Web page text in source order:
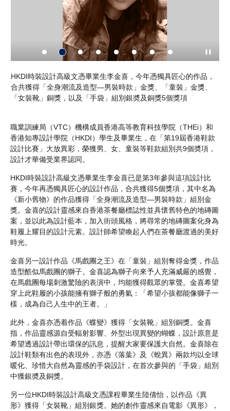
HKDI時裝設計高級文憑畢業生李金喜，今年憑獨具匠心的作品，
合共獲得「全身潮流及造型—男裝時款」金獎、「童裝」金獎、
「女裝靴」銅獎，以及「手袋」組別銀奬及銅獎5個獎項
職業訓練局（VTC）機構成員香港高等教育科技學院（THEi）和
香港知專設計學院（HKDI）學生及畢業生，在「第19屆香港鞋款
設計比賽」大放異彩，榮獲男、女、童裝等鞋款組別共9個奬項，
設計才華備受業界認同。
HKDI時裝設計高級文憑畢業生李金喜已是第3年參與這項設計比
賽，今年再憑獨具匠心的設計作品，合共獲得5個獎項，其中名為
《新小舊物》的作品獲得「全身潮流及造型—男裝時款」組別金
獎。金喜的設計靈感來自香港茶餐廳標誌性並具懷舊特色的地磚圖
案，並以此為設計藍本，加入街頭風格，將尋常的地磚圖案化身為
鞋履上耀目的設計元素。設計師希望喚起人們在茶餐廳渡過的美好
時光。
金喜另一設計作品《馬戲團之王》在「童裝」組別奪得金獎，作品
造型酷似馬戲團的獅子。金喜認為獅子向來予人充滿威嚴的感覺，
在馬戲團每場刺激驚險的表演中，均能獲得觀眾的掌聲。金喜希望
穿上此鞋履的小孩能擁有獅子般的勇氣：「希望小孩都能像獅子一
樣，成為自己人生中的王者。」
此外，金喜亦憑着作品《蝶變》獲得「女裝靴」組別銅獎。金喜
指，作品靈感源自受輻射影響、外型出現異變的蝴蝶，設計原意是
希望透過設計帶出環保的訊息，提醒大家要保護大自然。金喜除在
設計鞋類有出色的表現外，亦憑《落葉》及《蛻異》兩款均以全球
暖化、珍惜大自然為靈感的手袋設計，在首次參與的「手袋」組別
中獲銀奬及銅獎。
另一位HKDI時裝設計高級文憑課程畢業生陸倩怡，以作品《異
形》獲得「女裝靴」組別銀獎。她的創作靈感來自電影《異形》，